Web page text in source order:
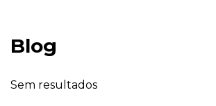
Blog
Sem resultados